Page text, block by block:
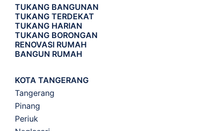
TUKANG BANGUNAN
TUKANG TERDEKAT
TUKANG HARIAN
TUKANG BORONGAN
RENOVASI RUMAH
BANGUN RUMAH
KOTA TANGERANG
Tangerang
Pinang
Periuk